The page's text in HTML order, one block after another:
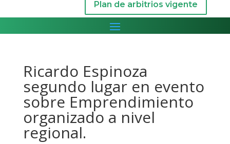
Plan de arbitrios vigente
Ricardo Espinoza
segundo lugar en evento
sobre Emprendimiento
organizado a nivel
regional.